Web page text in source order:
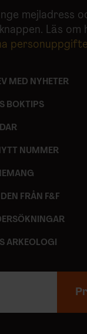
mejladress
Läs om
MED NYHETER
BOKTIPS
NUMMER
FRÅN F&F
ARKEOLOGI